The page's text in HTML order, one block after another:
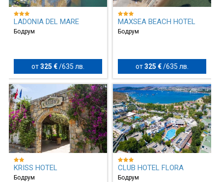
LADONIA DEL MARE
Бодрум
от325 € /635 лв.
MAXSEA BEACH HOTEL
Бодрум
от325 €/635 лв.
KRISS HOTEL
Бодрум
CLUB HOTEL FLORA
Бодрум